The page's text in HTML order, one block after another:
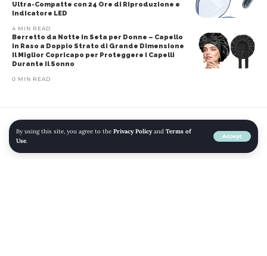
By using this site, you agree to the Privacy Policyand Terms of
Use.
Accept
Ultra-Compatte con 24 Ore di Riproduzione e
Indicatore LED
4 MIN READ
Berretto da Notte in Seta per Donne – Capello
in Raso a Doppio Strato di Grande Dimensione
Il Miglior Copricapo per Proteggere i Capelli
Durante il Sonno
0 MIN READ
Home» Blog »Amazon Basics – Aspirapolvere senza fili 2 in 1 con motore
BLDC da 350W, filtro HEPA e batteria ricaricabile, 0.7L, Bianco E Blu